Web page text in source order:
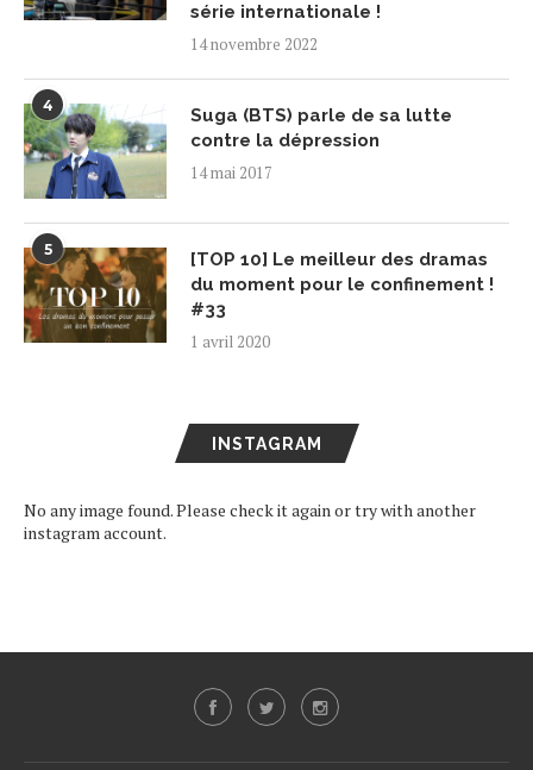
série internationale !
14 novembre 2022
4
Suga (BTS) parle de sa lutte
contre la dépression
14 mai 2017
5
[TOP 10] Le meilleur des dramas
du moment pour le confinement !
#33
1 avril 2020
INSTAGRAM
No any image found. Please check it again or try with another
instagram account.